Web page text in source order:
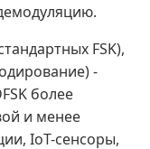
FSK),
-
более
и менее
IoT-сенсоры,